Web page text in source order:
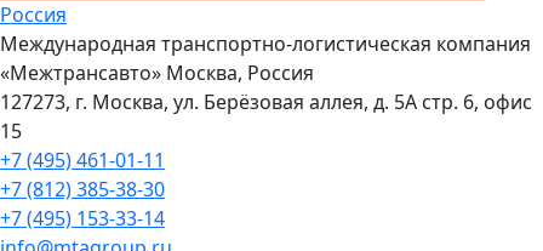
Россия
Международная транспортно-логистическая компания
«Межтрансавто» Москва, Россия
127273, г. Москва, ул. Берёзовая аллея, д. 5А стр. 6, офис
15
+7 (495) 461-01-11
+7 (812) 385-38-30
+7 (495) 153-33-14